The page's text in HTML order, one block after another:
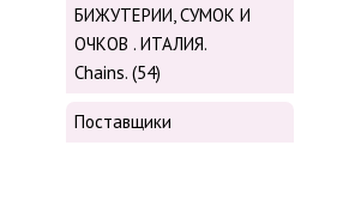
БИЖУТЕРИИ, СУМОК И
ОЧКОВ . ИТАЛИЯ.
Chains. (54)
Поставщики